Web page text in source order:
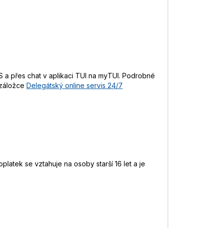
přes chat v aplikaci TUI na myTUI. Podrobné
Delegátský online servis 24/7
se vztahuje na osoby starší 16 let a je